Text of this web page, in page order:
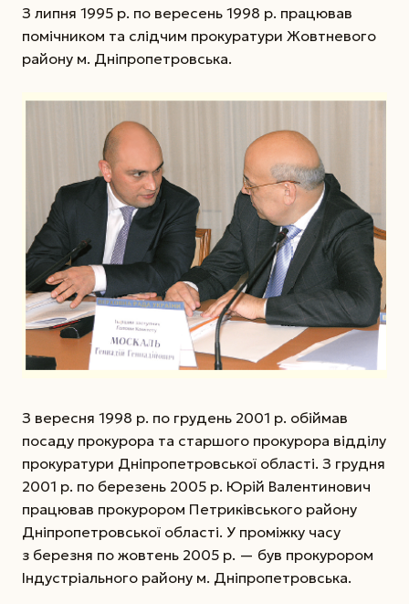
З липня 1995 р. по вересень 1998 р. працював
помічником та слідчим прокуратури Жовтневого
району м. Дніпропетровська.
З вересня 1998 р. по грудень 2001 р. обіймав
посаду прокурора та старшого прокурора відділу
прокуратури Дніпропетровської області. З грудня
2001 р. по березень 2005 р. Юрій Валентинович
працював прокурором Петриківського району
Дніпропетровської області. У проміжку часу
з березня по жовтень 2005 р. — був прокурором
Індустріального району м. Дніпропетровська.